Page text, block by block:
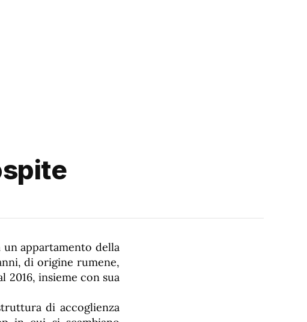
un appartamento della
di origine rumene,
2016, insieme con sua
di accoglienza